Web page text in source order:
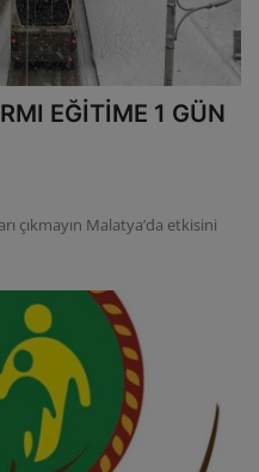
EĞİTİME 1 GÜN
çıkmayın Malatya’da etkisini